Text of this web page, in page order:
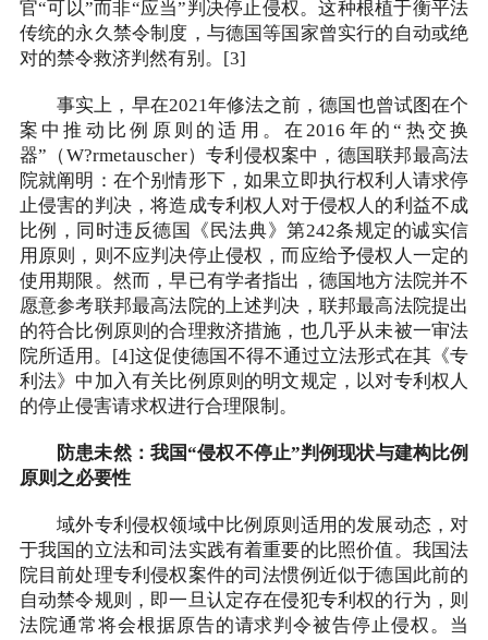
官“可以”而非“应当”判决停止侵权。这种根植于衡平法
传统的永久禁令制度，与德国等国家曾实行的自动或绝
对的禁令救济判然有别。[3]
事实上，早在2021年修法之前，德国也曾试图在个
案中推动比例原则的适用。在2016年的“热交换
器”（W?rmetauscher）专利侵权案中，德国联邦最高法
院就阐明：在个别情形下，如果立即执行权利人请求停
止侵害的判决，将造成专利权人对于侵权人的利益不成
比例，同时违反德国《民法典》第242条规定的诚实信
用原则，则不应判决停止侵权，而应给予侵权人一定的
使用期限。然而，早已有学者指出，德国地方法院并不
愿意参考联邦最高法院的上述判决，联邦最高法院提出
的符合比例原则的合理救济措施，也几乎从未被一审法
院所适用。[4]这促使德国不得不通过立法形式在其《专
利法》中加入有关比例原则的明文规定，以对专利权人
的停止侵害请求权进行合理限制。
防患未然：我国“侵权不停止”判例现状与建构比例
原则之必要性
域外专利侵权领域中比例原则适用的发展动态，对
于我国的立法和司法实践有着重要的比照价值。我国法
院目前处理专利侵权案件的司法惯例近似于德国此前的
自动禁令规则，即一旦认定存在侵犯专利权的行为，则
法院通常将会根据原告的请求判令被告停止侵权。当